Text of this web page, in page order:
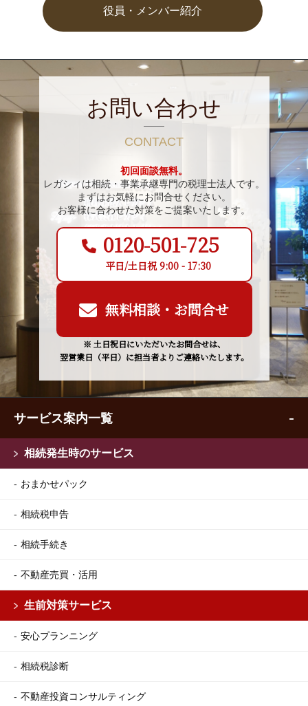
役員・メンバー紹介
お問い合わせ
CONTACT
初回面談無料。
レガシィは相続・事業承継専門の税理士法人です。
まずはお気軽にお問合せください。
お客様に合わせた対策をご提案いたします。
0120-501-725
平日/土日祝 9:00 - 17:30
無料相談・お問合せ
※ 土日祝日にいただいたお問合せは、
翌営業日（平日）に担当者よりご連絡いたします。
サービス案内一覧
相続発生時のサービス
おまかせパック
相続税申告
相続手続き
不動産売買・活用
生前対策サービス
安心プランニング
相続税診断
不動産投資コンサルティング